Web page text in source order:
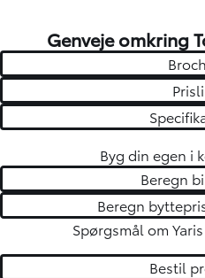
Genveje omkring
Byg din egen i
Beregn
Beregn
Spørgsmål om
Bestil